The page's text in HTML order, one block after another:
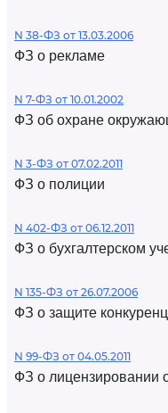
N 38-ФЗ от 13.03.2006
ФЗ о рекламе
N 7-ФЗ от 10.01.2002
ФЗ об охране
N 3-ФЗ от 07.02.2011
ФЗ о полиции
N 402-ФЗ от 06.12.2011
ФЗ о бухгалтерском
N 135-ФЗ от 26.07.2006
ФЗ о защите
N 99-ФЗ от 04.05.2011
ФЗ о лицензировании